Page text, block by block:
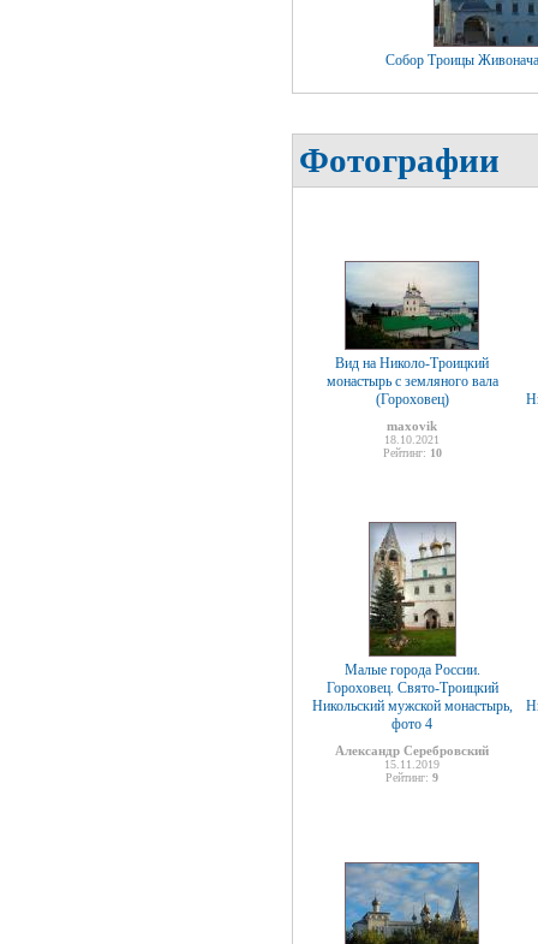
Собор Троицы
Фотографии
Вид на Николо-Троицкий
монастырь с земляного вала
(Гороховец)
maxovik
18.10.2021
Рейтинг: 10
Малые города России.
Гороховец. Свято-Троицкий
Никольский мужской монастырь,
фото 4
Александр Серебровский
15.11.2019
Рейтинг: 9